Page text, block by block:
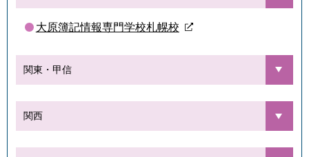
大原簿記情報専門学校札幌校
関東・甲信
関西